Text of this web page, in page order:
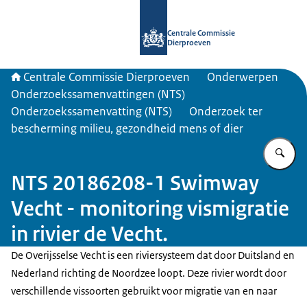
Centrale Commissie
Dierproeven
Centrale Commissie Dierproeven
Onderwerpen
Onderzoekssamenvattingen (NTS)
Onderzoekssamenvatting (NTS)
Onderzoek ter
bescherming milieu, gezondheid mens of dier
NTS 20186208-1 Swimway
Vecht - monitoring vismigratie
in rivier de Vecht.
De Overijsselse Vecht is een riviersysteem dat door Duitsland en
Nederland richting de Noordzee loopt. Deze rivier wordt door
verschillende vissoorten gebruikt voor migratie van en naar